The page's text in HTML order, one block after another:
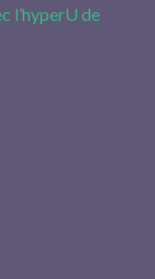
l’hyperU de